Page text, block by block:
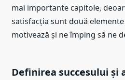
mai importante capitole,
satisfacția sunt două
motivează și ne împing să ne
Definirea succesului și